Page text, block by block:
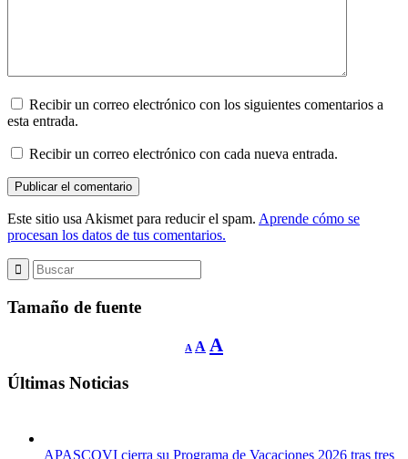
Recibir un correo electrónico con los siguientes comentarios a
esta entrada.
Recibir un correo electrónico con cada nueva entrada.
Este sitio usa Akismet para reducir el spam. Aprende cómo se
procesan los datos de tus comentarios.
Tamaño de fuente
A
Reducir
tamaño
A Restablecer
tamaño
A
Últimas Noticias
APASCOVI cierra su Programa de Vacaciones 2026 tras tres